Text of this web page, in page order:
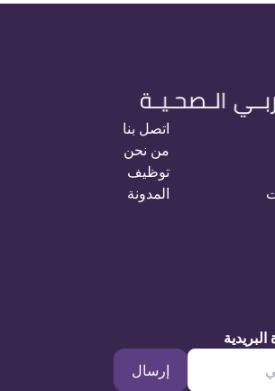
اتصل بنا
من نحن
توظيف
المدونة
إرسال